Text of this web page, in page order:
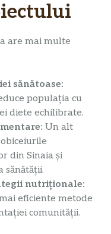
are mai multe
sănătoase:
populația cu
diete echilibrate.
Un alt
din Sinaia și
sănătății.
nutriționale:
eficiente metode
comunității.